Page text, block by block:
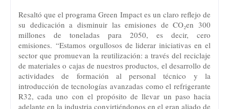
Resaltó que el programa Green Impact es un claro reflejo de
su dedicación a disminuir las emisiones de CO₂en 300
millones de toneladas para 2050, es decir, cero
emisiones. “Estamos orgullosos de liderar iniciativas en el
sector que promuevan la reutilización: a través del reciclaje
de materiales o cajas de nuestros productos, el desarrollo de
actividades de formación al personal técnico y la
introducción de tecnologías avanzadas como el refrigerante
R32, cada uno con el propósito de llevar un paso hacia
adelante en la industria convirtiéndonos en el gran aliado de